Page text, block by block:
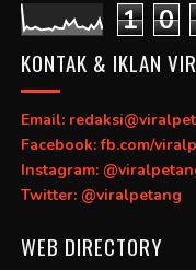
1 0
KONTAK & IKLAN
Email:
Facebook: fb.com/
Instagram:
Twitter: @viralpetang
WEB DIRECTORY